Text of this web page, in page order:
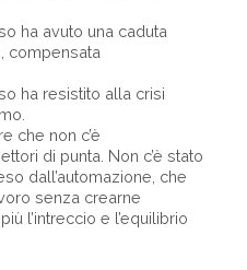
ha avuto una caduta
compensata
ha resistito alla crisi
che non c’è
di punta. Non c’è stato
dall’automazione, che
senza crearne
l’intreccio e l’equilibrio